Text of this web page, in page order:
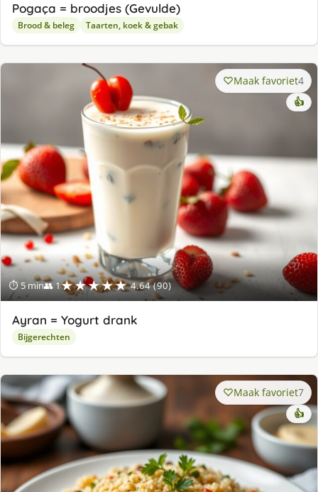
Pogaça = broodjes (Gevulde)
Brood & beleg Taarten, koek & gebak
⏱ 5 min👥 1★★★★★ 4.64 (90)
Maak favoriet4
👍
Ayran = Yogurt drank
Bijgerechten
Maak favoriet7
👍